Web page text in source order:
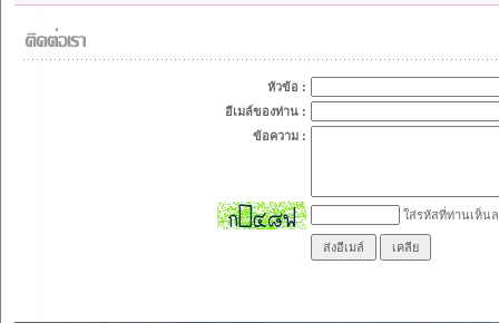
หัวข้อ :
อีเมล์ของท่าน :
ข้อความ :
ใส่รหัสที่ท่านเห็น